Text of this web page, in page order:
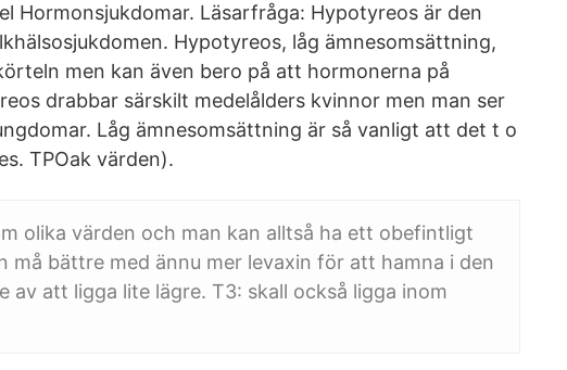
Hormonsjukdomar. Läsarfråga: Hypotyreos är den
Hypotyreos, låg ämnesomsättning,
men kan även bero på att hormonerna på
drabbar särskilt medelålders kvinnor men man ser
Låg ämnesomsättning är så vanligt att det t o
TPOak värden).
olika värden och man kan alltså ha ett obefintligt
må bättre med ännu mer levaxin för att hamna i den
av att ligga lite lägre. T3: skall också ligga inom